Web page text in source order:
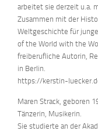
arbeitet sie derzeit u.a.
Zusammen mit der
Weltgeschichte für
of the World with the
freiberufliche Autorin,
in Berlin.
https://kerstin-
Maren Strack, geboren
Tänzerin, Musikerin.
Sie studierte an der